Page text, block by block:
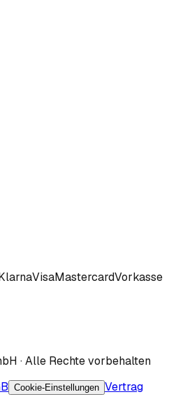
VisaMastercardVorkasse
· Alle Rechte vorbehalten
Cookie-Einstellungen Vertrag